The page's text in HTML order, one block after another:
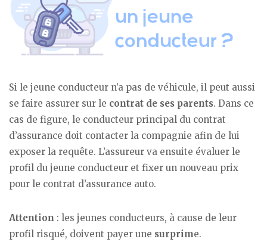
Si le jeune conducteur n’a pas de véhicule, il peut aussi
se faire assurer sur le contrat de ses parents. Dans ce
cas de figure, le conducteur principal du contrat
d’assurance doit contacter la compagnie afin de lui
exposer la requête. L’assureur va ensuite évaluer le
profil du jeune conducteur et fixer un nouveau prix
pour le contrat d’assurance auto.
Attention : les jeunes conducteurs, à cause de leur
profil risqué, doivent payer une surprime.